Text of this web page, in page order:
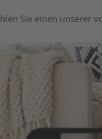
Sie einen